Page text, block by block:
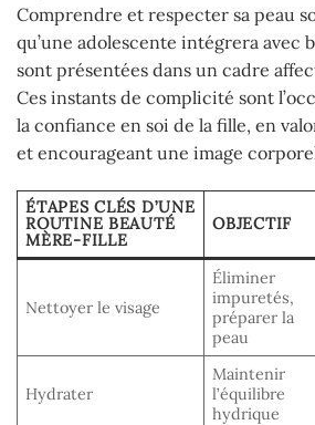
Comprendre et respecter sa peau
qu’une adolescente intégrera avec
sont présentées dans un cadre
Ces instants de complicité sont
la confiance en soi de la fille, en
et encourageant une image
ÉTAPES CLÉS D’UNE
ROUTINE BEAUTÉ
MÈRE-FILLE
OBJECTIF
Nettoyer le visage
Éliminer
impuretés,
préparer la
peau
Hydrater
Maintenir
l’équilibre
hydrique